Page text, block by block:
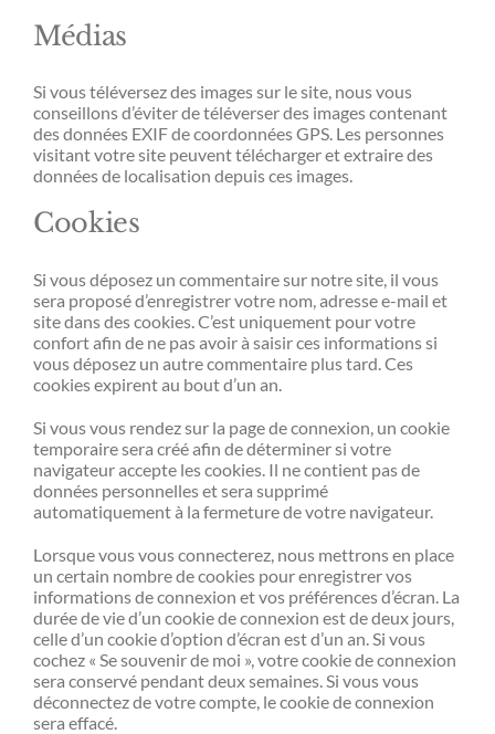
Médias
Si vous téléversez des images sur le site, nous vous
conseillons d’éviter de téléverser des images contenant
des données EXIF de coordonnées GPS. Les personnes
visitant votre site peuvent télécharger et extraire des
données de localisation depuis ces images.
Cookies
Si vous déposez un commentaire sur notre site, il vous
sera proposé d’enregistrer votre nom, adresse e-mail et
site dans des cookies. C’est uniquement pour votre
confort afin de ne pas avoir à saisir ces informations si
vous déposez un autre commentaire plus tard. Ces
cookies expirent au bout d’un an.
Si vous vous rendez sur la page de connexion, un cookie
temporaire sera créé afin de déterminer si votre
navigateur accepte les cookies. Il ne contient pas de
données personnelles et sera supprimé
automatiquement à la fermeture de votre navigateur.
Lorsque vous vous connecterez, nous mettrons en place
un certain nombre de cookies pour enregistrer vos
informations de connexion et vos préférences d’écran. La
durée de vie d’un cookie de connexion est de deux jours,
celle d’un cookie d’option d’écran est d’un an. Si vous
cochez « Se souvenir de moi », votre cookie de connexion
sera conservé pendant deux semaines. Si vous vous
déconnectez de votre compte, le cookie de connexion
sera effacé.